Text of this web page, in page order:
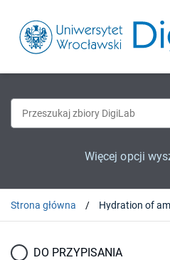
Więcej opcji
Strona główna
DO PRZYPISANIA